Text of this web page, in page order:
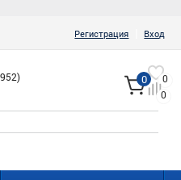
Регистрация Вход
0
0
0